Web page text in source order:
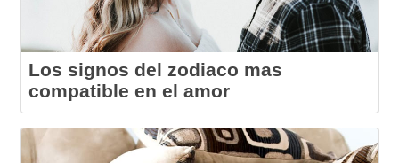
Los signos del zodiaco mas
compatible en el amor